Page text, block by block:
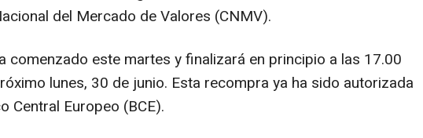
del Mercado de Valores (CNMV).
comenzado este martes y finalizará en principio a las 17.00
lunes, 30 de junio. Esta recompra ya ha sido autorizada
Central Europeo (BCE).